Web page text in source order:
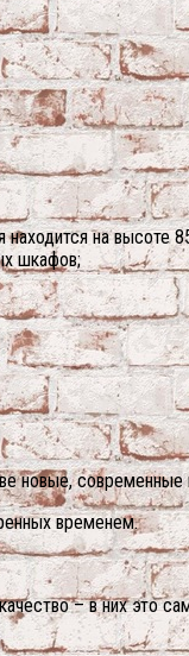
находится на высоте
шкафов;
новые,
временем.
– в них это